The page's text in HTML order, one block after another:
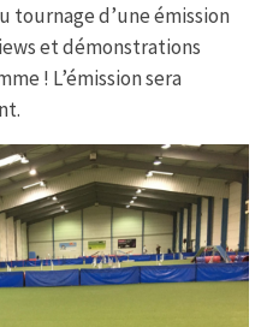
tournage d’une émission
et démonstrations
! L’émission sera